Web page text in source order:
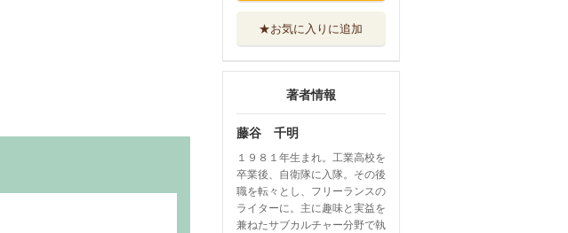
★お気に入りに追加
著者情報
藤谷 千明
１９８１年生まれ。工業高校を
卒業後、自衛隊に入隊。その後
職を転々とし、フリーランスの
ライターに。主に趣味と実益を
兼ねたサブカルチャー分野で執